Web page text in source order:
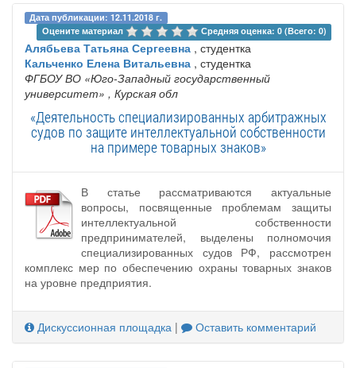
Дата публикации: 12.11.2018 г.
Оцените материал
Средняя оценка: 0 (Всего: 0)
Алябьева Татьяна Сергеевна , студентка
Кальченко Елена Витальевна , студентка
ФГБОУ ВО «Юго-Западный государственный
университет» , Курская обл
«Деятельность специализированных арбитражных
судов по защите интеллектуальной собственности
на примере товарных знаков»
В статье рассматриваются актуальные
вопросы, посвященные проблемам защиты
интеллектуальной собственности
предпринимателей, выделены полномочия
специализированных судов РФ, рассмотрен
комплекс мер по обеспечению охраны товарных знаков
на уровне предприятия.
Дискуссионная площадка | Оставить комментарий